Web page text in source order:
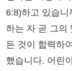
6:8)하고 있습
하는 자 곧 그의
든 것이 합력하
했습니다. 어린